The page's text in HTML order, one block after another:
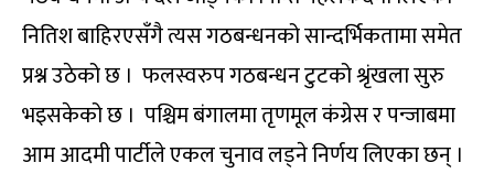
नितिश बाहिरएसँगै त्यस गठबन्धनको सान्दर्भिकतामा समेत
प्रश्न उठेको छ । फलस्वरुप गठबन्धन टुटको श्रृंखला सुरु
भइसकेको छ । पश्चिम बंगालमा तृणमूल कंग्रेस र पन्जाबमा
आम आदमी पार्टीले एकल चुनाव लड्ने निर्णय लिएका छन् ।